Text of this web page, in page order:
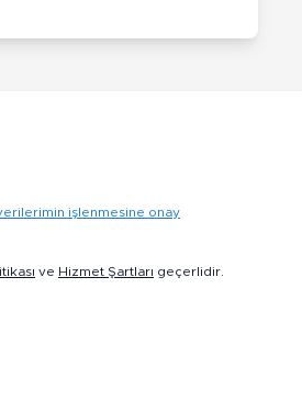
işlenmesine onay
ve Hizmet Şartları geçerlidir.